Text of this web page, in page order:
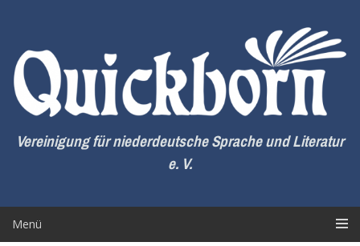
springen
Vereinigung für niederdeutsche Sprache und Literatur
e. V.
Menü